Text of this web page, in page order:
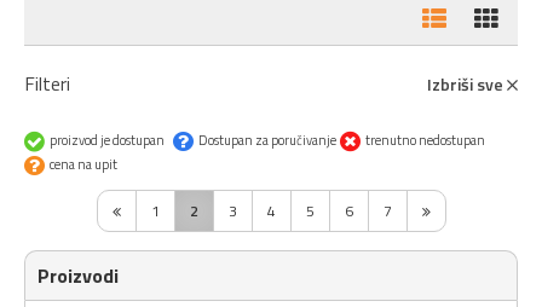
Filteri Izbriši sve
proizvod je dostupan Dostupan za poručivanje
trenutno nedostupan
cena na upit
1 2 3 4 5 6 7
Proizvodi